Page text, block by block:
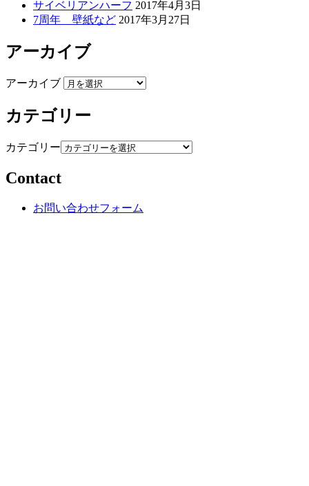
サイベリアンハーフ 2017年4月3日
7周年 壁紙など 2017年3月27日
アーカイブ
アーカイブ
カテゴリー
カテゴリー
Contact
お問い合わせフォーム